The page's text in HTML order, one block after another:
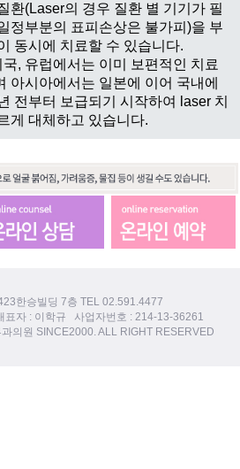
환(Laser의 경우 질환 별 기기가 필
정부분의 표피손상은 불가피)을 부
동시에 치료할 수 있습니다.
국, 유럽에서는 이미 보편적인 치료
아시아에서는 일본에 이어 국내에
전부터 보급되기 시작하여 laser 치
게 대체하고 있습니다.
한승빌딩 7층 TEL 02.591.4477
표자 : 이학규 사업자번호 : 214-13-36261
의원 SINCE2000. ALL RIGHT RESERVED